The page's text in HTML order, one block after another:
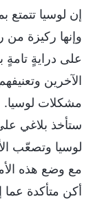
إن لوسيا
وإنها ركيزة
على درايةٍ تامةٍ
الآخرين
مشكلات لوسيا.
ستأخذ بلاغي
لوسيا وتصعّب
مع وضع هذه
أكن متأكدة